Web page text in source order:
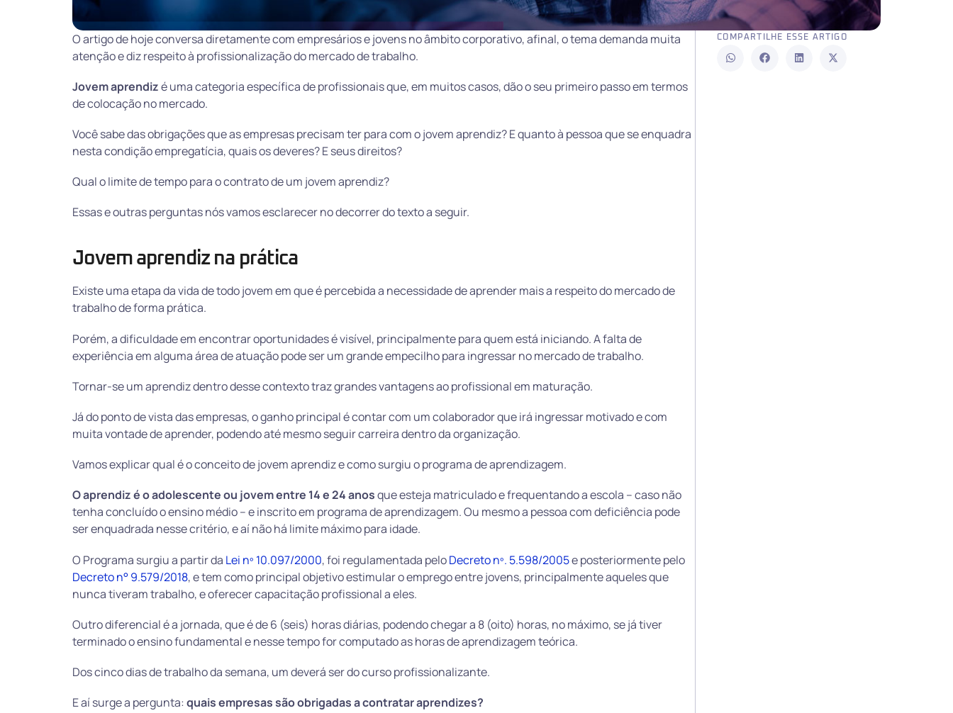
O artigo de hoje conversa diretamente com empresários e jovens no âmbito corporativo, afinal, o tema demanda muita
atenção e diz respeito à profissionalização do mercado de trabalho.
Jovem aprendizé uma categoria específica de profissionais que, em muitos casos, dão o seu primeiro passo em termos
de colocação no mercado.
Você sabe das obrigações que as empresas precisam ter para com o jovem aprendiz? E quanto à pessoa que se enquadra
nesta condição empregatícia, quais os deveres? E seus direitos?
Qual o limite de tempo para o contrato de um jovem aprendiz?
Essas e outras perguntas nós vamos esclarecer no decorrer do texto a seguir.
Jovem aprendiz na prática
Existe uma etapa da vida de todo jovem em que é percebida a necessidade de aprender mais a respeito do mercado de
trabalho de forma prática.
Porém, a dificuldade em encontrar oportunidades é visível, principalmente para quem está iniciando. A falta de
experiência em alguma área de atuação pode ser um grande empecilho para ingressar no mercado de trabalho.
Tornar-se um aprendiz dentro desse contexto traz grandes vantagens ao profissional em maturação.
Já do ponto de vista das empresas, o ganho principal é contar com um colaborador que irá ingressar motivado e com
muita vontade de aprender, podendo até mesmo seguir carreira dentro da organização.
Vamos explicar qual é o conceito de jovem aprendiz e como surgiu o programa de aprendizagem.
O aprendiz é o adolescente ou jovem entre 14 e 24 anosque esteja matriculado e frequentando a escola – caso não
tenha concluído o ensino médio – e inscrito em programa de aprendizagem. Ou mesmo a pessoa com deficiência pode
ser enquadrada nesse critério, e aí não há limite máximo para idade.
O Programa surgiu a partir da Lei nº 10.097/2000, foi regulamentada peloDecretonº. 5.598/2005e posteriormente pelo
Decreto n° 9.579/2018, e tem como principal objetivo estimular o emprego entre jovens, principalmente aqueles que
nunca tiveram trabalho, e oferecer capacitação profissional a eles.
Outro diferencial é a jornada, que é de 6 (seis) horas diárias, podendo chegar a 8 (oito) horas, no máximo, se já tiver
terminado o ensino fundamental e nesse tempo for computado as horas de aprendizagem teórica.
Dos cinco dias de trabalho da semana, um deverá ser do curso profissionalizante.
E aí surge a pergunta: quais empresas são obrigadas a contratar aprendizes?
COMPARTILHE ESSE ARTIGO